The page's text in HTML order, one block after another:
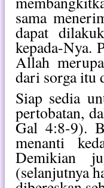
sama
dapat
kepada-Nya.
Allah
dari sorga itu
Siap sedia
pertobatan,
Gal 4:8-9).
menanti
Demikian
(selanjutnya